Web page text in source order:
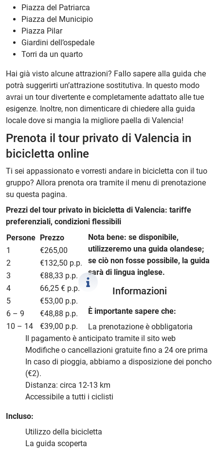
Piazza del Patriarca
Piazza del Municipio
Piazza Pilar
Giardini dell’ospedale
Torri da un quarto
Hai già visto alcune attrazioni? Fallo sapere alla guida che
potrà suggerirti un’attrazione sostitutiva. In questo modo
avrai un tour divertente e completamente adattato alle tue
esigenze. Inoltre, non dimenticare di chiedere alla guida
locale dove si mangia la migliore paella di Valencia!
Prenota il tour privato di Valencia in
bicicletta online
Ti sei appassionato e vorresti andare in bicicletta con il tuo
gruppo? Allora prenota ora tramite il menu di prenotazione
su questa pagina.
Prezzi del tour privato in bicicletta di Valencia: tariffe
preferenziali, condizioni flessibili
Persone Prezzo
1
€265,00
2
€132,50 p.p.
3
€88,33 p.p.
4
66,25 € p.p.
5
€53,00 p.p.
6 – 9
€48,88 p.p.
10 – 14
€39,00 p.p.
Nota bene: se disponibile,
utilizzeremo una guida olandese;
se ciò non fosse possibile, la guida
sarà di lingua inglese.
Informazioni
È importante sapere che:
La prenotazione è obbligatoria
Il pagamento è anticipato tramite il sito web
Modifiche o cancellazioni gratuite fino a 24 ore prima
In caso di pioggia, abbiamo a disposizione dei poncho
(€2).
Distanza: circa 12-13 km
Accessibile a tutti i ciclisti
Incluso:
Utilizzo della bicicletta
La guida scoperta